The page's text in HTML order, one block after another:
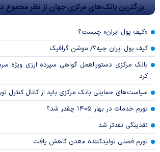
بزرگترین بانک‌های مرکزی جهان از نظر مجموع
«کیف پول ایران» چیست؟
کیف پول ایران چیه؟/ موشن گرافیک
بانک مرکزی دستورالعمل گواهی سپرده ارزی ویژه
کرد
سیاست‌های حمایتی بانک مرکزی باید از کانال کنترل
تورم خدمات در بهار ۱۴۰۵ چقدر شد؟
نقدینگی نقدتر شد
تورم فصلی تولیدکننده معدن کاهش یافت